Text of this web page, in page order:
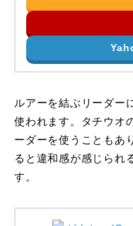
ルアーを結ぶリーダー
使われます。タチウオ
ーダーを使うこともあ
ると違和感が感じられ
す。